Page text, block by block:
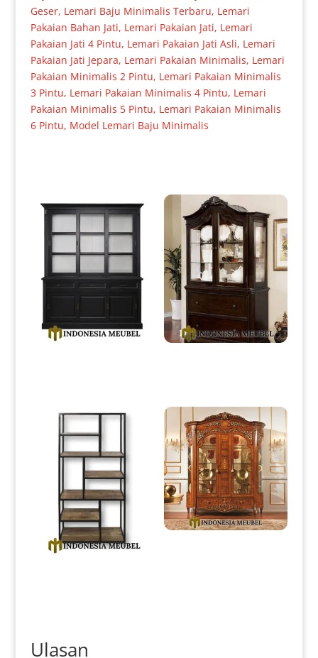
Geser, Lemari Baju Minimalis Terbaru, Lemari
Pakaian Bahan Jati, Lemari Pakaian Jati, Lemari
Pakaian Jati 4 Pintu, Lemari Pakaian Jati Asli, Lemari
Pakaian Jati Jepara, Lemari Pakaian Minimalis, Lemari
Pakaian Minimalis 2 Pintu, Lemari Pakaian Minimalis
3 Pintu, Lemari Pakaian Minimalis 4 Pintu, Lemari
Pakaian Minimalis 5 Pintu, Lemari Pakaian Minimalis
6 Pintu, Model Lemari Baju Minimalis
Ulasan